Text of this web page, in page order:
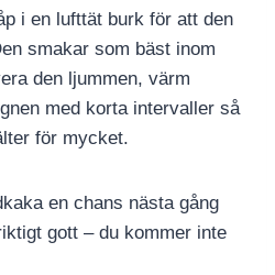
i en lufttät burk för att den
smakar som bäst inom
den ljummen, värm
med korta intervaller så
för mycket.
en chans nästa gång
gott – du kommer inte